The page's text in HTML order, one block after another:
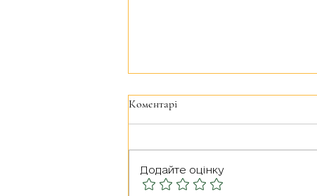
Герої серед нас: РУДА
Коментарі
Додайте оцінку